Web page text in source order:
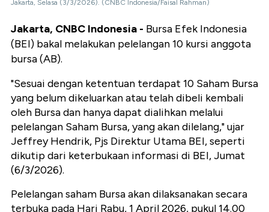
Jakarta, Selasa (3/3/2026). (CNBC Indonesia/Faisal Rahman)
Jakarta, CNBC Indonesia - Bursa Efek Indonesia
(BEI) bakal melakukan pelelangan 10 kursi anggota
bursa (AB).
"Sesuai dengan ketentuan terdapat 10 Saham Bursa
yang belum dikeluarkan atau telah dibeli kembali
oleh Bursa dan hanya dapat dialihkan melalui
pelelangan Saham Bursa, yang akan dilelang," ujar
Jeffrey Hendrik, Pjs Direktur Utama BEI, seperti
dikutip dari keterbukaan informasi di BEI, Jumat
(6/3/2026).
Pelelangan saham Bursa akan dilaksanakan secara
terbuka pada Hari Rabu, 1 April 2026, pukul 14.00